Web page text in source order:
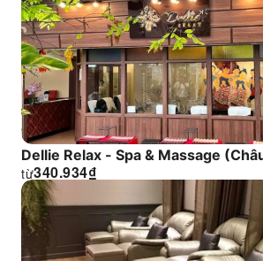
Dellie Relax - Spa & Massage
₫
340.934
từ